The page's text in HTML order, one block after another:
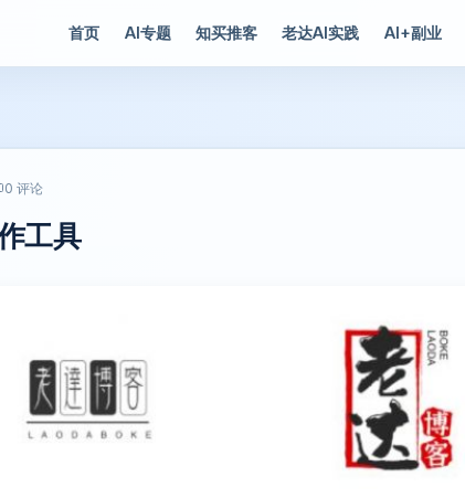
首页 AI专题 知买推客 老达AI实践 AI+副业
0 评论
工具